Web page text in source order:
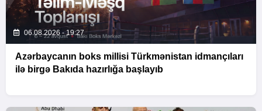
06.08.2026 - 19:27
Azərbaycanın boks millisi Türkmənistan idmançıları
ilə birgə Bakıda hazırlığa başlayıb